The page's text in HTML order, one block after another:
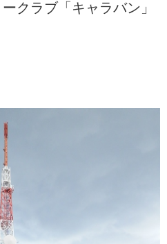
ラブ「キャラバン」